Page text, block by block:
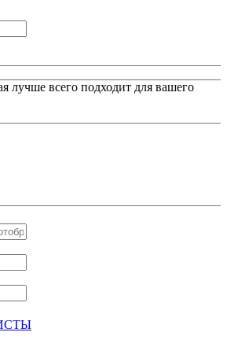
лучше всего подходит для вашего